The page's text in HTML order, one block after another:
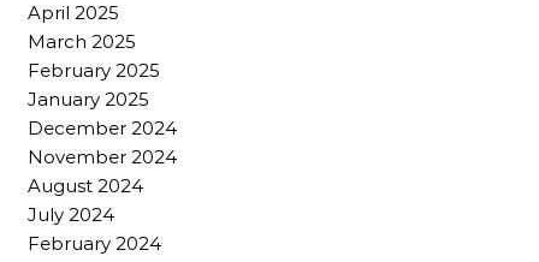
April 2025
March 2025
February 2025
January 2025
December 2024
November 2024
August 2024
July 2024
February 2024